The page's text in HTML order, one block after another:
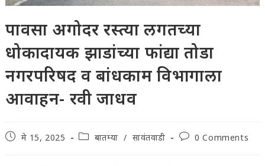
पावसा अगोदर रस्त्या लगतच्या
धोकादायक झाडांच्या फांद्या तोडा
नगरपरिषद व बांधकाम विभागाला
आवाहन- रवी जाधव
Postमे 15, 2025
Postबातम्या / सावंतवाडी
Post0 Comments